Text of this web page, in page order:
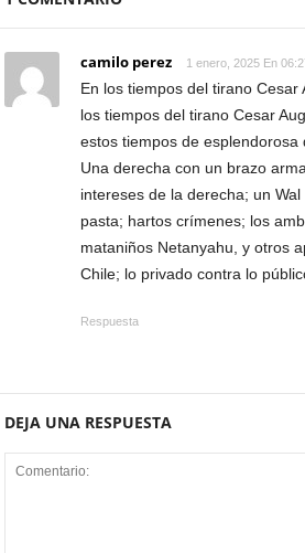
camilo perez 1 enero, 2025 En
En los tiempos del tirano
los tiempos del tirano Cesar
estos tiempos de esplendorosa
Una derecha con un brazo
intereses de la derecha; un
pasta; hartos crímenes; los
mataniños Netanyahu, y otros
Chile; lo privado contra lo
Respuesta
DEJA UNA RESPUESTA